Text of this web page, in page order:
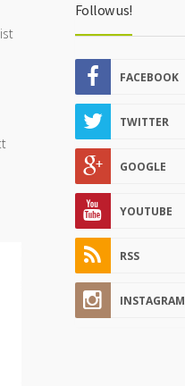
Follow us!
FACEBOOK
TWITTER
GOOGLE
YOUTUBE
RSS
INSTAGRAM